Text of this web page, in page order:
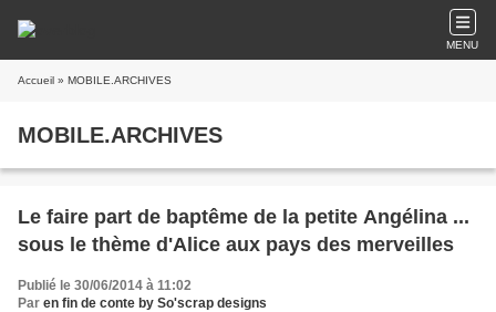
MENU
Accueil » MOBILE.ARCHIVES
MOBILE.ARCHIVES
Le faire part de baptême de la petite Angélina ...
sous le thème d'Alice aux pays des merveilles
Publié le 30/06/2014 à 11:02
Par en fin de conte by So'scrap designs